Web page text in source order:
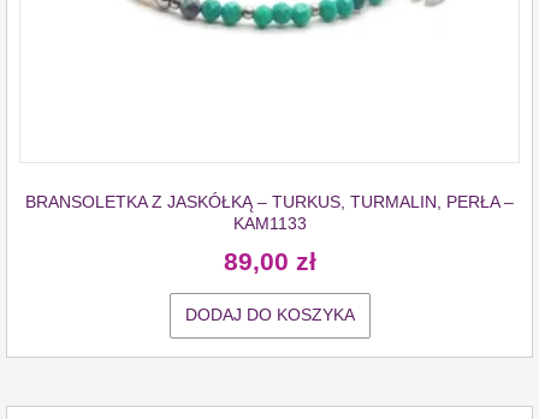
BRANSOLETKA Z JASKÓŁKĄ – TURKUS, TURMALIN, PERŁA –
KAM1133
89,00 zł
DODAJ DO KOSZYKA